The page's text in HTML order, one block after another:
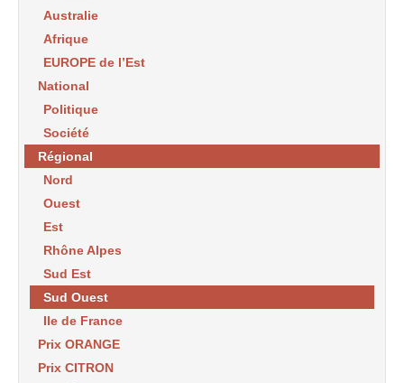
Australie
Afrique
EUROPE de l’Est
National
Politique
Société
Régional
Nord
Ouest
Est
Rhône Alpes
Sud Est
Sud Ouest
Ile de France
Prix ORANGE
Prix CITRON